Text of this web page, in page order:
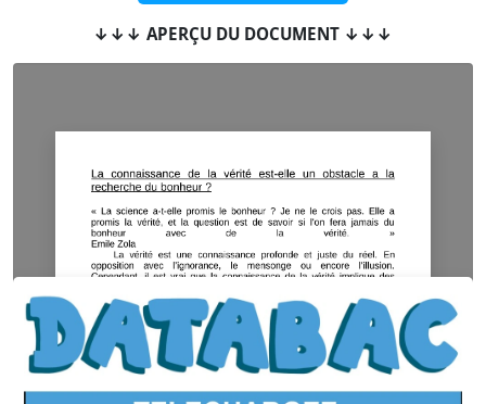
↓↓↓ APERÇU DU DOCUMENT ↓↓↓